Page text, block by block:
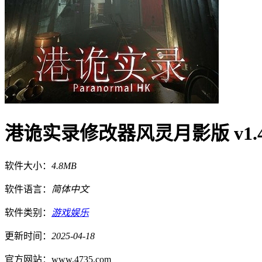
港诡实录修改器风灵月影版
软件大小： 4.8MB
软件语言： 简体中文
软件类别： 游戏娱乐
更新时间： 2025-04-18
官方网站： www.4735.com